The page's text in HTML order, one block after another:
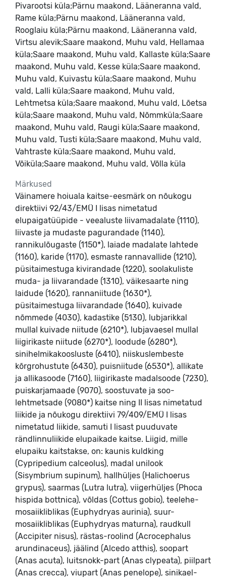
Pivarootsi küla;Pärnu maakond, Lääneranna vald,
Rame küla;Pärnu maakond, Lääneranna vald,
Rooglaiu küla;Pärnu maakond, Lääneranna vald,
Virtsu alevik;Saare maakond, Muhu vald, Hellamaa
küla;Saare maakond, Muhu vald, Kallaste küla;Saare
maakond, Muhu vald, Kesse küla;Saare maakond,
Muhu vald, Kuivastu küla;Saare maakond, Muhu
vald, Lalli küla;Saare maakond, Muhu vald,
Lehtmetsa küla;Saare maakond, Muhu vald, Lõetsa
küla;Saare maakond, Muhu vald, Nõmmküla;Saare
maakond, Muhu vald, Raugi küla;Saare maakond,
Muhu vald, Tusti küla;Saare maakond, Muhu vald,
Vahtraste küla;Saare maakond, Muhu vald,
Võiküla;Saare maakond, Muhu vald, Võlla küla
Märkused
Väinamere hoiuala kaitse-eesmärk on nõukogu
direktiivi 92/43/EMÜ I lisas nimetatud
elupaigatüüpide - veealuste liivamadalate (1110),
liivaste ja mudaste pagurandade (1140),
rannikulõugaste (1150*), laiade madalate lahtede
(1160), karide (1170), esmaste rannavallide (1210),
püsitaimestuga kivirandade (1220), soolakuliste
muda- ja liivarandade (1310), väikesaarte ning
laidude (1620), rannaniitude (1630*),
püsitaimestuga liivarandade (1640), kuivade
nõmmede (4030), kadastike (5130), lubjarikkal
mullal kuivade niitude (6210*), lubjavaesel mullal
liigirikaste niitude (6270*), loodude (6280*),
sinihelmikakoosluste (6410), niiskuslembeste
kõrgrohustute (6430), puisniitude (6530*), allikate
ja allikasoode (7160), liigirikaste madalsoode (7230),
puiskarjamaade (9070), soostuvate ja soo-
lehtmetsade (9080*) kaitse ning II lisas nimetatud
liikide ja nõukogu direktiivi 79/409/EMÜ I lisas
nimetatud liikide, samuti I lisast puuduvate
rändlinnuliikide elupaikade kaitse. Liigid, mille
elupaiku kaitstakse, on: kaunis kuldking
(Cypripedium calceolus), madal unilook
(Sisymbrium supinum), hallhüljes (Halichoerus
grypus), saarmas (Lutra lutra), viigerhüljes (Phoca
hispida bottnica), võldas (Cottus gobio), teelehe-
mosaiikliblikas (Euphydryas aurinia), suur-
mosaiikliblikas (Euphydryas maturna), raudkull
(Accipiter nisus), rästas-roolind (Acrocephalus
arundinaceus), jäälind (Alcedo atthis), soopart
(Anas acuta), luitsnokk-part (Anas clypeata), piilpart
(Anas crecca), viupart (Anas penelope), sinikael-